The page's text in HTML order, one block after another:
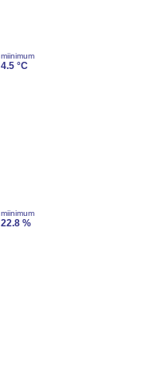
miinimum
4.5 °C
miinimum
22.8 %